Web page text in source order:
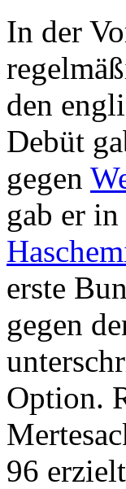
In der
den
Debüt
gegen
gab er
erste
gegen
Option.
96